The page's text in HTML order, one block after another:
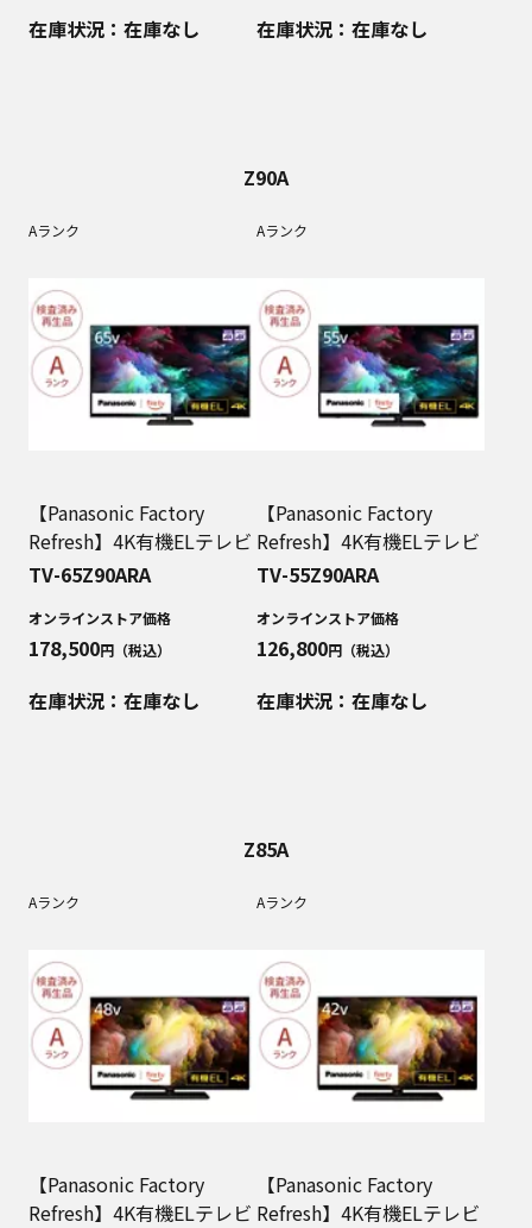
在庫状況：在庫なし 在庫状況：在庫なし
Z90A
Aランク
【Panasonic Factory
Refresh】4K有機ELテレビ
TV-65Z90ARA
オンラインストア価格
178,500円（税込）
在庫状況：在庫なし
Aランク
【Panasonic Factory
Refresh】4K有機ELテレビ
TV-55Z90ARA
オンラインストア価格
126,800円（税込）
在庫状況：在庫なし
Z85A
Aランク
【Panasonic Factory
Refresh】4K有機ELテレビ
Aランク
【Panasonic Factory
Refresh】4K有機ELテレビ